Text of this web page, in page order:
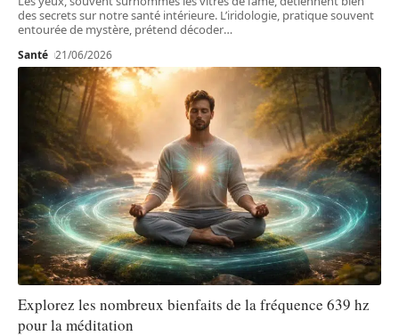
des secrets sur notre santé intérieure. L’iridologie, pratique souvent
entourée de mystère, prétend décoder…
Santé 21/06/2026
Explorez les nombreux bienfaits de la fréquence 639 hz
pour la méditation